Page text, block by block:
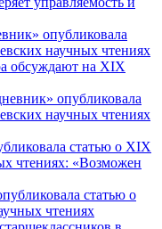
опубликовала
научных чтениях
статью о
чтениях